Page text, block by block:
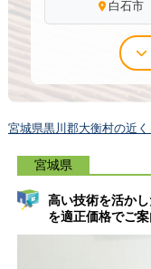
白石市
宮城県黒川郡大衡村の近
宮城県
高い技術を活か
を適正価格でご